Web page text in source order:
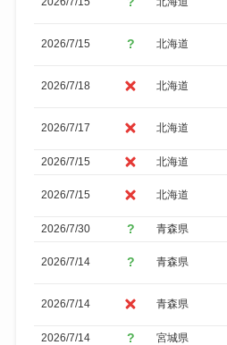
2026/7/15 北海道
2026/7/18 北海道
2026/7/17 北海道
2026/7/15
北海道
2026/7/15 北海道
2026/7/30
青森県
2026/7/14 青森県
2026/7/14 青森県
2026/7/14
宮城県